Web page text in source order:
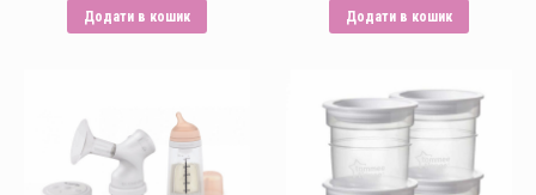
Додати в кошик Додати в кошик